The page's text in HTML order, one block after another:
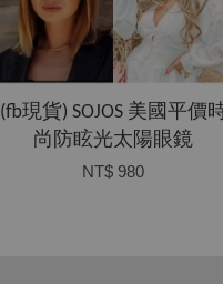
(fb現貨) SOJOS 美國平價
尚防眩光太陽眼鏡
NT$ 980